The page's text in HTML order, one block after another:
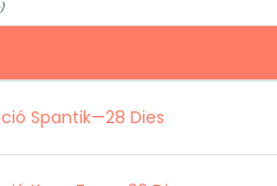
Spantik—28 Dies